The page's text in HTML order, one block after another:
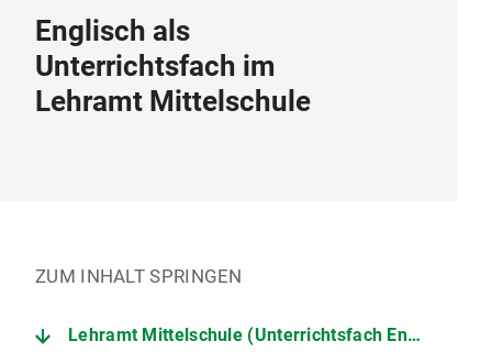
Englisch als
Unterrichtsfach im
Lehramt Mittelschule
ZUM INHALT SPRINGEN
Lehramt Mittelschule (Unterrichtsfach Englisch) im Überblick